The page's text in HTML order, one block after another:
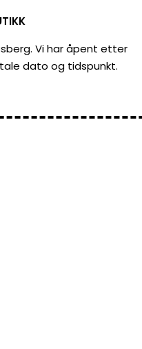
Vi har åpent etter
dato og tidspunkt.